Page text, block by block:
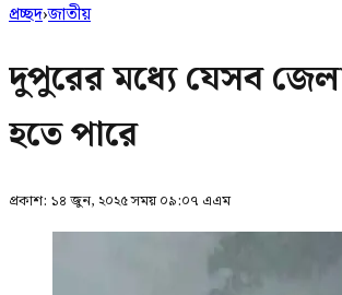
প্রচ্ছদ›জাতীয়
দুপুরের মধ্যে যেসব
হতে পারে
প্রকাশ: ১৪ জুন, ২০২৫ সময় ০৯:০৭ এএম